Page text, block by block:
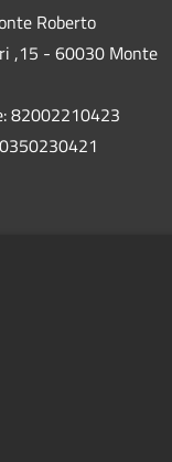
Roberto
,15 - 60030 Monte
82002210423